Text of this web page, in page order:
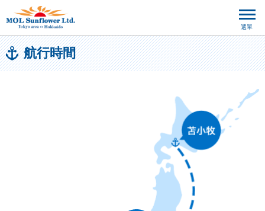
選單
航行時間